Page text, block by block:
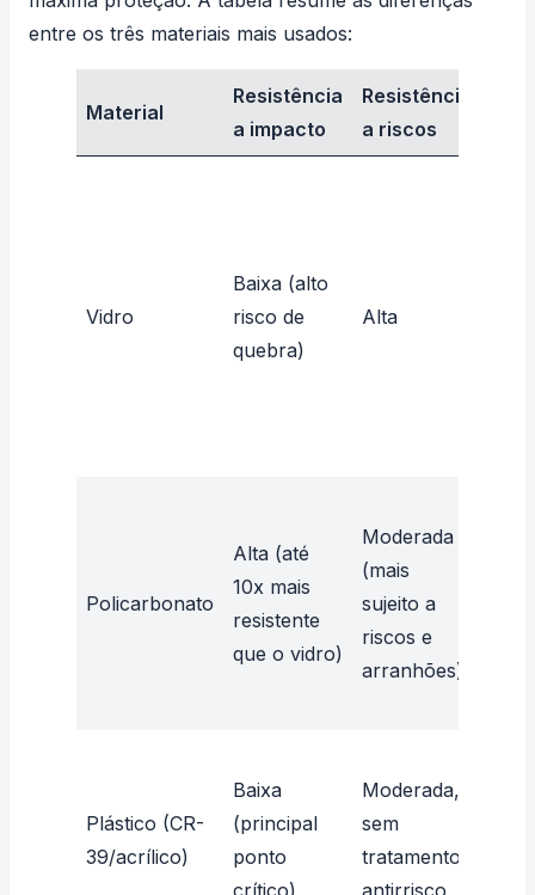
entre os três materiais mais usados:
Material
Resistência
a impacto
Resistência
a riscos
Vidro
Baixa (alto
risco de
quebra)
Alta
Policarbonato
Alta (até
10x mais
resistente
que o vidro)
Moderada
(mais
sujeito a
riscos e
arranhões)
Plástico (CR-
39/acrílico)
Baixa
(principal
ponto
crítico)
Moderada,
sem
tratamento
antirrisco